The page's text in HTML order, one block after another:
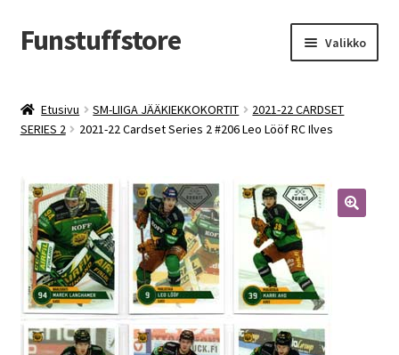
Siirry
navigointiin
Siirry
sisältöön
Funstuffstore Valikko
Etusivu SM-LIIGA JÄÄKIEKKOKORTIT
2021-22 CARDSET
SERIES 2
2021-22 Cardset Series 2 #206 Leo Lööf RC Ilves